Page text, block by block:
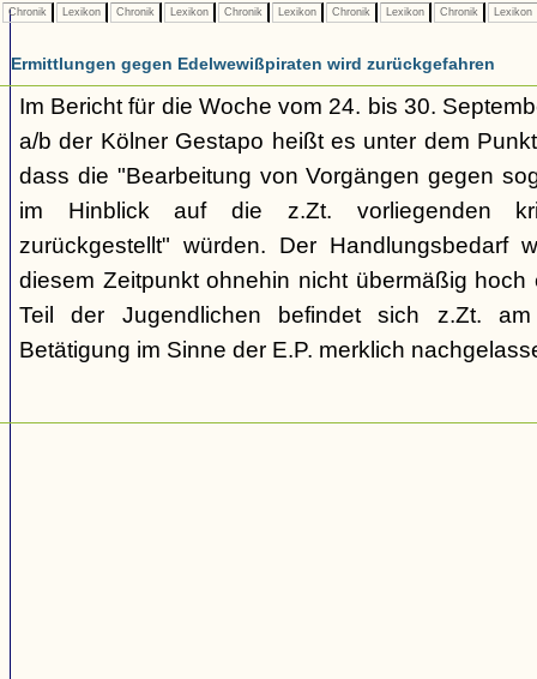
Chronik Lexikon Chronik Lexikon Chronik Lexikon Chronik Lexikon Chronik Lexikon
Ermittlungen gegen Edelwewißpiraten wird zurückgefahren
Im Bericht für die Woche vom 24. bis 30.
a/b der Kölner Gestapo heißt es unter dem
dass die "Bearbeitung von Vorgängen gegen
im Hinblick auf die z.Zt. vorliegenden
zurückgestellt" würden. Der Handlungsbedarf
diesem Zeitpunkt ohnehin nicht übermäßig hoch
Teil der Jugendlichen befindet sich z.Zt.
Betätigung im Sinne der E.P. merklich